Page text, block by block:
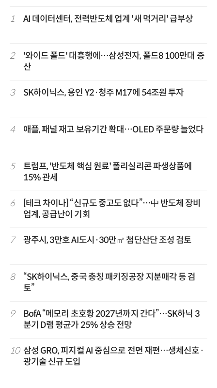
1 AI 데이터센터, 전력반도체 업계 '새 먹거리' 급부상
2
'와이드 폴드' 대흥행에…삼성전자, 폴드8 100만대 증
산
3 SK하이닉스, 용인 Y2·청주 M17에 54조원 투자
4 애플, 패널 재고 보유기간 확대…OLED 주문량 늘었다
5
트럼프, '반도체 핵심 원료' 폴리실리콘 파생상품에
15% 관세
6
[테크 차이나] “신규도 중고도 없다”…中 반도체 장비
업계, 공급난이 기회
7 광주시, 3만호 AI도시·30만㎡ 첨단산단 조성 검토
8
“SK하이닉스, 중국 충칭 패키징공장 지분매각 등 검
토”
9
BofA “메모리 초호황 2027년까지 간다”…SK하닉 3
분기 D램 평균가 25% 상승 전망
10 삼성 GRO, 피지컬 AI 중심으로 전면 재편…생체신호·
광기술 신규 도입